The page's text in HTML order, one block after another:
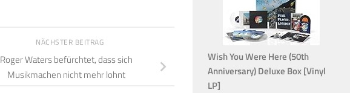
NÄCHSTER BEITRAG
Roger Waters befürchtet, dass sich
Musikmachen nicht mehr lohnt
Wish You Were Here (50th
Anniversary) Deluxe Box [Vinyl
LP]